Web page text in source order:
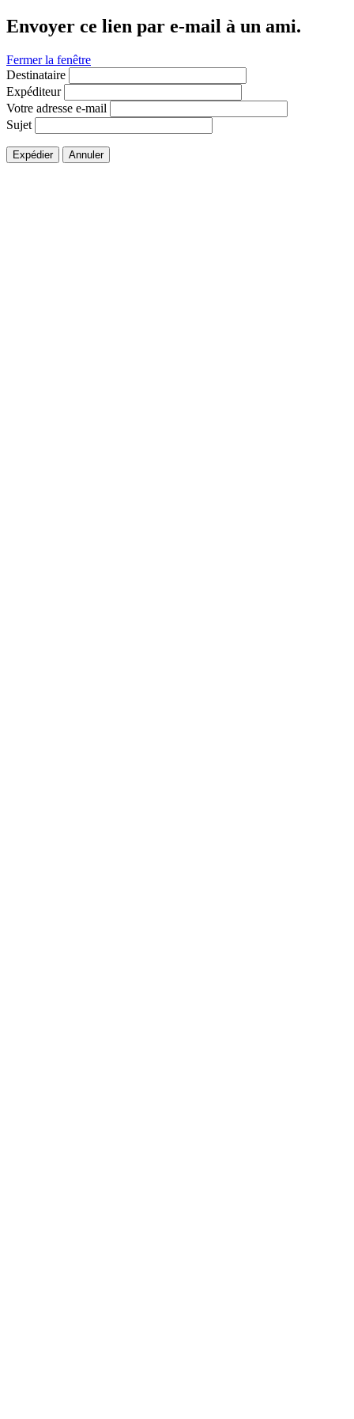
Envoyer ce lien par e-mail à un ami.
Fermer la fenêtre
Destinataire
Expéditeur
Votre adresse e-mail
Sujet
Expédier Annuler